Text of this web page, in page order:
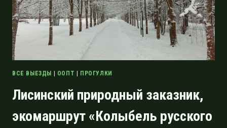
ВСЕ ВЫЕЗДЫ ООПТ ПРОГУЛКИ
Лисинский природный заказник,
экомаршрут «Колыбель русского